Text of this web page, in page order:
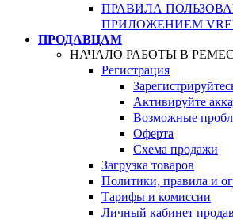
ПРАВИЛА
ПРИЛОЖЕНИЕМ
ПРОДАВЦАМ
НАЧАЛО РАБОТЫ В
Регистрация
Активируйте
Возможные
Оферта
Схема продажи
Загрузка товаров
Политики, правила и
Тарифы и комиссии
Личный кабинет